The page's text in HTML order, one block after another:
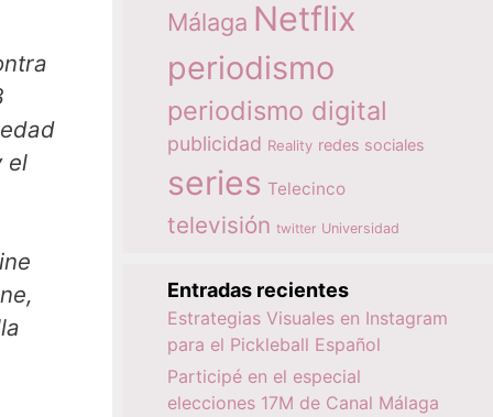
el
Málaga Netflix
periodismo
periodismo digital
publicidad Reality redes sociales
series Telecinco
televisión twitter Universidad
Entradas recientes
Estrategias Visuales en Instagram
para el Pickleball Español
Participé en el especial
elecciones 17M de Canal Málaga